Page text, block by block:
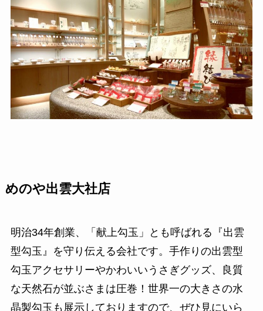
めのや出雲大社店
明治34年創業、「献上勾玉」とも呼ばれる『出雲
型勾玉』を守り伝える会社です。手作りの出雲型
勾玉アクセサリーやかわいいうさぎグッズ、良質
な天然石が並ぶさまは圧巻！世界一の大きさの水
晶製勾玉も展示しておりますので、ぜひ見にいら